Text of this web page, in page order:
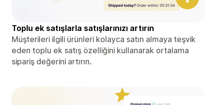
Toplu ek satışlarla satışlarınızı artırın
Müşterileri ilgili ürünleri kolayca satın almaya teşvik
eden toplu ek satış özelliğini kullanarak ortalama
sipariş değerini artırın.